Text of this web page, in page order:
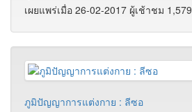
เผยแพร่เมื่อ 26-02-2017 ผู้เช้าชม 1,579
ภูมิปัญญาการแต่งกาย : ลีซอ